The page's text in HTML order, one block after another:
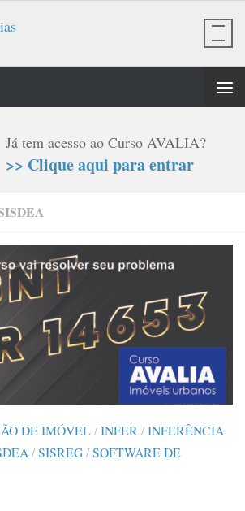
Já tem acesso ao Curso AVALIA?
>> Clique aqui para entrar
DE IMÓVEL/INFER /INFERÊNCIA
/SISREG/SOFTWARE DE